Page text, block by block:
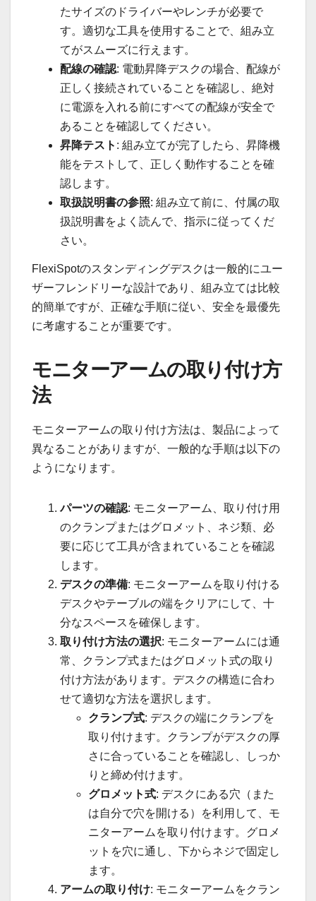
たサイズのドライバーやレンチが必要で
す。適切な工具を使用することで、組み立
てがスムーズに行えます。
配線の確認: 電動昇降デスクの場合、配線が
正しく接続されていることを確認し、絶対
に電源を入れる前にすべての配線が安全で
あることを確認してください。
昇降テスト : 組み立てが完了したら、昇降機
能をテストして、正しく動作することを確
認します。
取扱説明書の参照: 組み立て前に、付属の取
扱説明書をよく読んで、指示に従ってくだ
さい。
FlexiSpotのスタンディングデスクは一般的にユー
ザーフレンドリーな設計であり、組み立ては比較
的簡単ですが、正確な手順に従い、安全を最優先
に考慮することが重要です。
モニターアームの取り付け方
法
モニターアームの取り付け方法は、製品によって
異なることがありますが、一般的な手順は以下の
ようになります。
パーツの確認: モニターアーム、取り付け用
のクランプまたはグロメット、ネジ類、必
要に応じて工具が含まれていることを確認
します。
デスクの準備: モニターアームを取り付ける
デスクやテーブルの端をクリアにして、十
分なスペースを確保します。
取り付け方法の選択: モニターアームには通
常、クランプ式またはグロメット式の取り
付け方法があります。デスクの構造に合わ
せて適切な方法を選択します。
クランプ式: デスクの端にクランプを
取り付けます。クランプがデスクの厚
さに合っていることを確認し、しっか
りと締め付けます。
グロメット式: デスクにある穴（また
は自分で穴を開ける）を利用して、モ
ニターアームを取り付けます。グロメ
ットを穴に通し、下からネジで固定し
ます。
アームの取り付け: モニターアームをクラン